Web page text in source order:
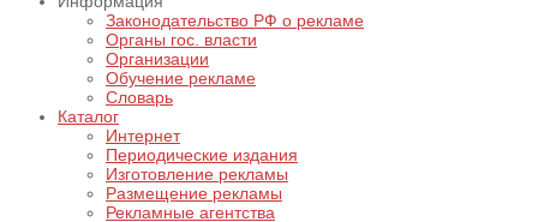
Законодательство РФ о рекламе
Органы гос. власти
Организации
Обучение рекламе
Словарь
Каталог
Интернет
Периодические издания
Изготовление рекламы
Размещение рекламы
Рекламные агентства